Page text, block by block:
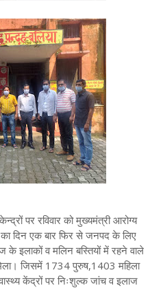
पर रविवार को मुख्यमंत्री आरोग्य
का दिन एक बार फिर से जनपद के लिए
के इलाकों व मलिन बस्तियों में रहने वाले
जिसमें 1734 पुरुष,1403 महिला
केंद्रों पर निःशुल्क जांच व इलाज